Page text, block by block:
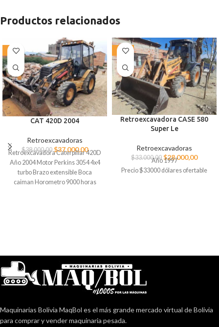
Productos relacionados
-3%
CAT 420D 2004
Retroexcavadoras
$38.000,00 $37.000,00
Retroexcavadora Caterpillar 420D
Año 2004 Motor Perkins 3054 4x4
turbo Brazo extensible Boca
caiman Horometro 9000 horas
-15%
Retroexcavadora CASE 580
Super Le
Retroexcavadoras
$33.000,00 $28.000,00
Año 1997
Precio $33000 dólares ofertable
Maquinarias Bolivia MaqBol es el más grande mercado virtual de Bolivia
para comprar y vender maquinaria pesada.